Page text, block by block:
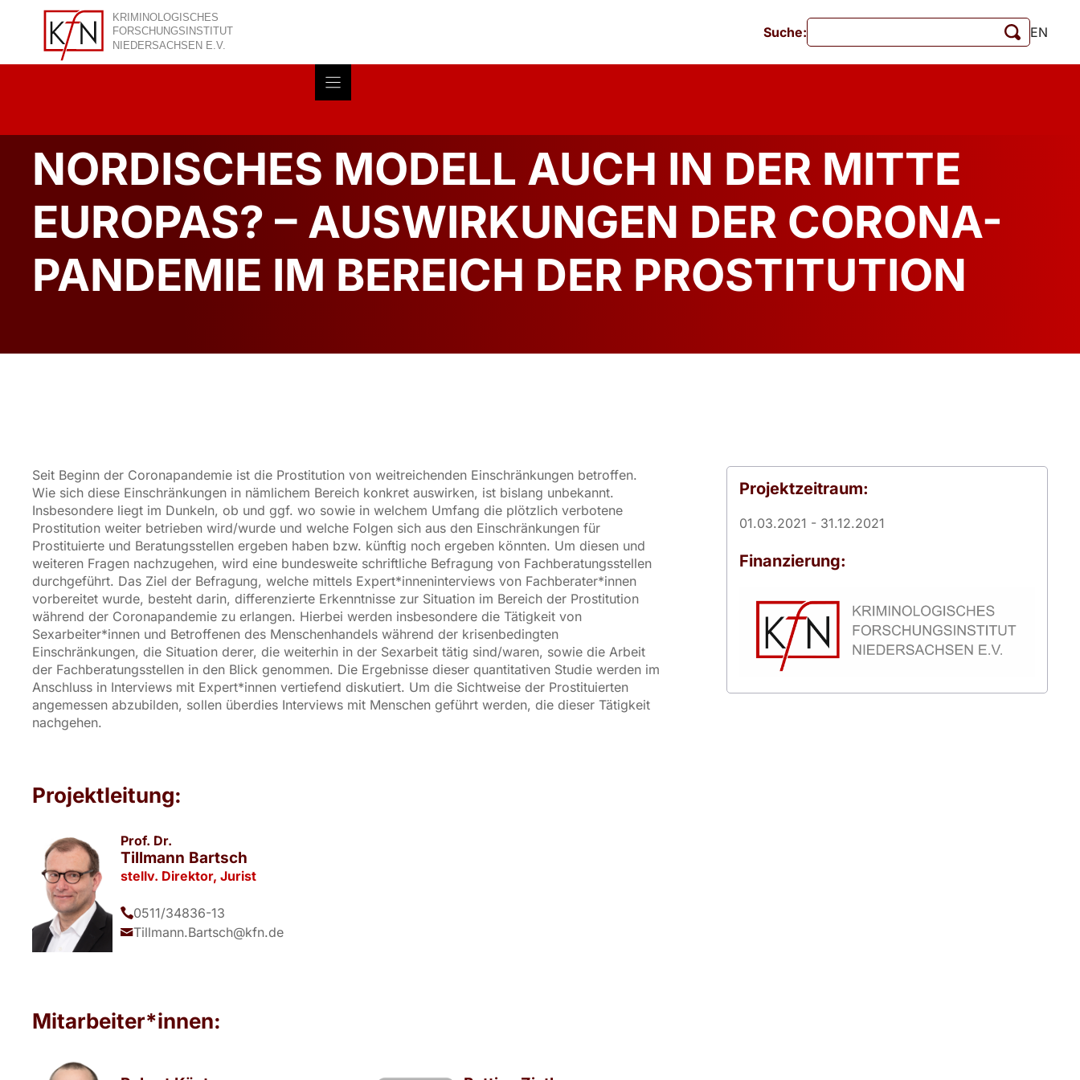
springen
Suche: EN
NORDISCHES MODELL AUCH IN DER MITTE
EUROPAS? – AUSWIRKUNGEN DER CORONA-
PANDEMIE IM BEREICH DER PROSTITUTION
Seit Beginn der Coronapandemie ist die Prostitution von weitreichenden Einschränkungen betroffen.
Wie sich diese Einschränkungen in nämlichem Bereich konkret auswirken, ist bislang unbekannt.
Insbesondere liegt im Dunkeln, ob und ggf. wo sowie in welchem Umfang die plötzlich verbotene
Prostitution weiter betrieben wird/wurde und welche Folgen sich aus den Einschränkungen für
Prostituierte und Beratungsstellen ergeben haben bzw. künftig noch ergeben könnten. Um diesen und
weiteren Fragen nachzugehen, wird eine bundesweite schriftliche Befragung von Fachberatungsstellen
durchgeführt. Das Ziel der Befragung, welche mittels Expert*inneninterviews von Fachberater*innen
vorbereitet wurde, besteht darin, differenzierte Erkenntnisse zur Situation im Bereich der Prostitution
während der Coronapandemie zu erlangen. Hierbei werden insbesondere die Tätigkeit von
Sexarbeiter*innen und Betroffenen des Menschenhandels während der krisenbedingten
Einschränkungen, die Situation derer, die weiterhin in der Sexarbeit tätig sind/waren, sowie die Arbeit
der Fachberatungsstellen in den Blick genommen. Die Ergebnisse dieser quantitativen Studie werden im
Anschluss in Interviews mit Expert*innen vertiefend diskutiert. Um die Sichtweise der Prostituierten
angemessen abzubilden, sollen überdies Interviews mit Menschen geführt werden, die dieser Tätigkeit
nachgehen.
Projektzeitraum:
01.03.2021 - 31.12.2021
Finanzierung:
Projektleitung:
Prof. Dr.
Tillmann Bartsch
stellv. Direktor, Jurist
0511/34836-13
Tillmann.Bartsch@kfn.de
Mitarbeiter*innen: